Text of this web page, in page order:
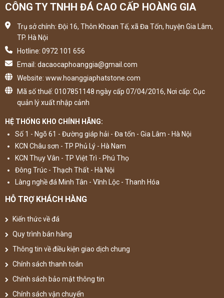
CÔNG TY TNHH ĐÁ CAO CẤP HOÀNG GIA
Trụ sở chính: Đội 16, Thôn Khoan Tế, xã Đa Tốn, huyện Gia Lâm,
TP. Hà Nội
Hotline: 0972 101 656
Email: dacaocaphoanggia@gmail.com
Website: www.hoanggiaphatstone.com
Mã số thuế: 0107851148 ngày cấp 07/04/2016, Nơi cấp: Cục
quản lý xuất nhập cảnh
HỆ THỐNG KHO CHÍNH HÃNG:
Số 1 - Ngõ 61 - Đường giáp hải - Đa tốn - Gia Lâm - Hà Nội
KCN Châu sơn - TP Phủ Lý - Hà Nam
KCN Thụy Vân - TP Việt Trì - Phú Thọ
Đông Trúc - Thạch Thất - Hà Nội
Làng nghề đá Minh Tân - Vĩnh Lộc - Thanh Hóa
HỖ TRỢ KHÁCH HÀNG
Kiến thức về đá
Quy trình bán hàng
Thông tin về điều kiện giao dịch chung
Chính sách thanh toán
Chính sách bảo mật thông tin
Chính sách vận chuyển